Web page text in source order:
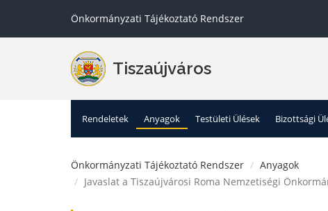
Önkormányzati Tájékoztató Rendszer
Tiszaújváros
Rendeletek Anyagok Testületi Ülések Bizottsági
Önkormányzati Tájékoztató Rendszer
Anyagok
Javaslat a Tiszaújvárosi Roma Nemzetiségi